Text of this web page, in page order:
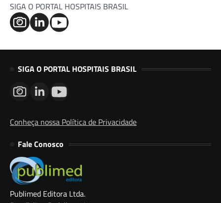
SIGA O PORTAL HOSPITAIS BRASIL
SIGA O PORTAL HOSPITAIS BRASIL
Conheça nossa Política de Privacidade
Fale Conosco
Publimed Editora Ltda.